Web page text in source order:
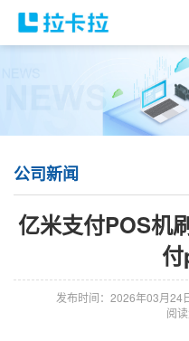
公司新闻
亿米支付POS机
发布时间：2026年03月24
阅